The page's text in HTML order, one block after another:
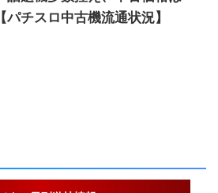
パチスロ中古機流通状況】